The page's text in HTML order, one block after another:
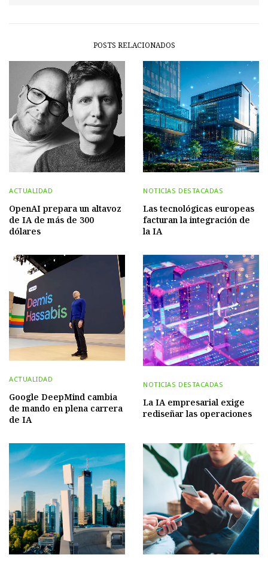
POSTS RELACIONADOS
ACTUALIDAD
OpenAI prepara un altavoz
de IA de más de 300
dólares
NOTICIAS DESTACADAS
Las tecnológicas europeas
facturan la integración de
la IA
ACTUALIDAD
Google DeepMind cambia
de mando en plena carrera
de IA
NOTICIAS DESTACADAS
La IA empresarial exige
rediseñar las operaciones